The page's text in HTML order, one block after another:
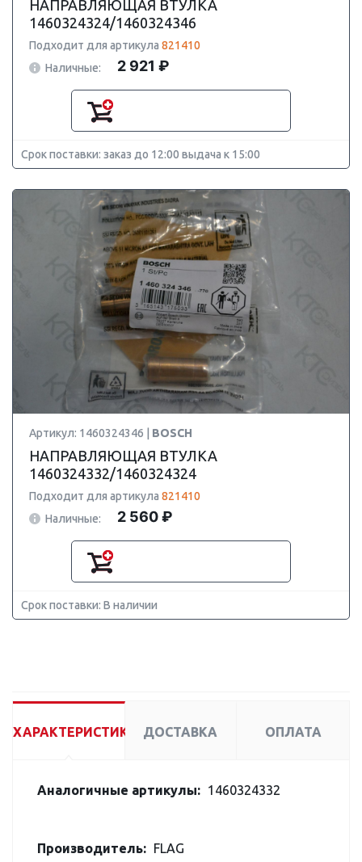
НАПРАВЛЯЮЩАЯ ВТУЛКА
1460324324/1460324346
Подходит для артикула 821410
Наличные:
2 921 ₽
Срок поставки: заказ до 12:00 выдача к 15:00
Артикул: 1460324346 | BOSCH
НАПРАВЛЯЮЩАЯ ВТУЛКА
1460324332/1460324324
Подходит для артикула 821410
Наличные:
2 560 ₽
Срок поставки: В наличии
ХАРАКТЕРИСТИКИ ДОСТАВКА ОПЛАТА
Аналогичные артикулы: 1460324332
Производитель: FLAG